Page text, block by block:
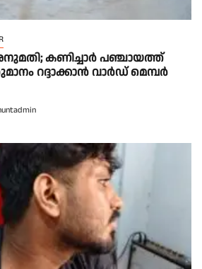
കണിച്ചാർ പഞ്ചായത്ത്
റദ്ദാക്കാൻ വാർഡ് മെമ്പർ